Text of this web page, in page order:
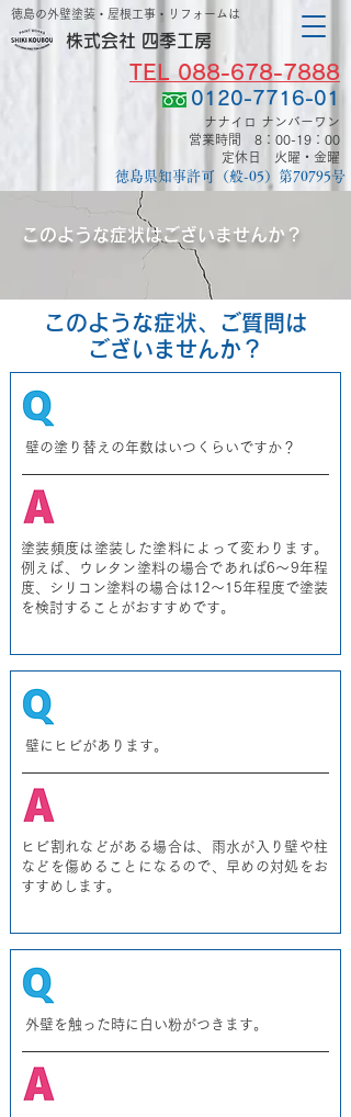
​徳島の外壁塗装・屋根工事・リフォームは
株式会社 四季工房
TEL 088-678-7888
0120-7716-01
ナナイロ ナンバーワン
営業時間 8：00-19：00
​定休日 火曜・金曜
徳島県知事許可（般-05）第70795号
このような症状はございませんか？
このような症状、ご質問は
ございませんか？
壁の塗り替えの年数はいつくらいですか？
塗装頻度は塗装した塗料によって変わります。
例えば、ウレタン塗料の場合であれば6～9年程
度、シリコン塗料の場合は12～15年程度で塗装
を検討することがおすすめです。
壁にヒビがあります。
ヒビ割れなどがある場合は、雨水が入り壁や柱
などを傷めることになるので、早めの対処をお
すすめします。
​外壁を触った時に白い粉がつきます。